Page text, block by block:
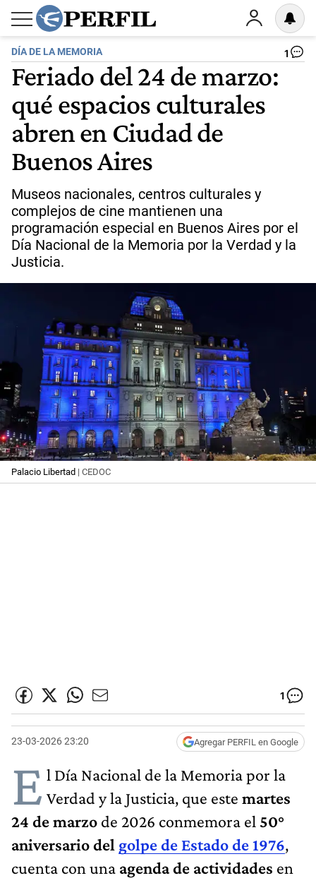
DÍA DE LA MEMORIA 1
Feriado del 24 de marzo:
qué espacios culturales
abren en Ciudad de
Buenos Aires
Museos nacionales, centros culturales y
complejos de cine mantienen una
programación especial en Buenos Aires por el
Día Nacional de la Memoria por la Verdad y la
Justicia.
Palacio Libertad | CEDOC
1
23-03-2026 23:20 Agregar PERFIL en Google
E l Día Nacional de la Memoria por la
Verdad y la Justicia, que este martes
24 de marzo de 2026 conmemora el 50°
aniversario del golpe de Estado de 1976,
cuenta con una agenda de actividades en